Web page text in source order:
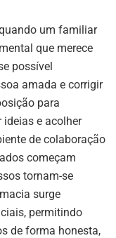
um familiar
que merece
possível
amada e corrigir
para
e acolher
de colaboração
começam
tornam-se
surge
permitindo
de forma honesta,